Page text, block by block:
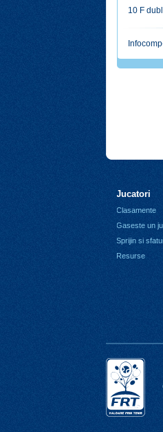
10 F
Jucatori
Clasamente
Gaseste un
Sprijin si
Resurse